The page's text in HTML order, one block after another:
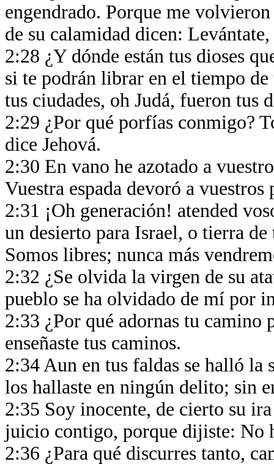
engendrado. Porque me
de su calamidad dicen:
2:28 ¿Y dónde están tus dioses
si te podrán librar en el tiempo
tus ciudades, oh Judá, fueron tus
2:29 ¿Por qué porfías conmigo?
dice Jehová.
2:30 En vano he azotado a
Vuestra espada devoró a
2:31 ¡Oh generación! atended
un desierto para Israel, o tierra
Somos libres; nunca más
2:32 ¿Se olvida la virgen de su
pueblo se ha olvidado de mí por
2:33 ¿Por qué adornas tu camino
enseñaste tus caminos.
2:34 Aun en tus faldas se halló la
los hallaste en ningún delito; sin
2:35 Soy inocente, de cierto su
juicio contigo, porque dijiste: No
2:36 ¿Para qué discurres tanto,